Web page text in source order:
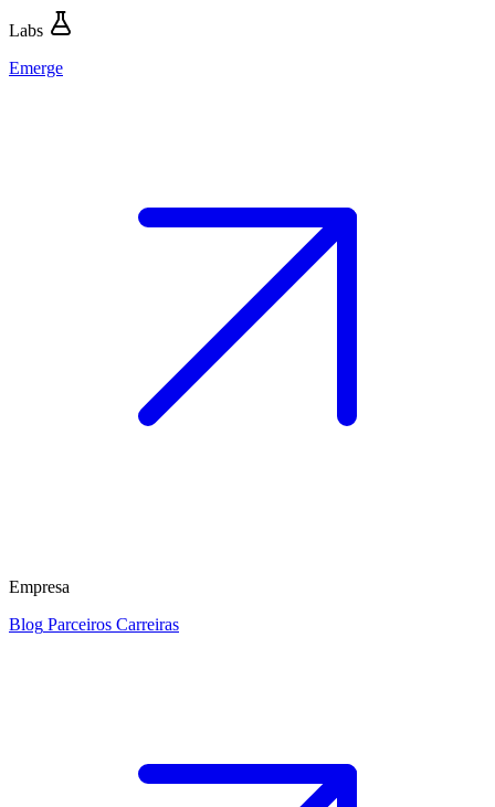
Labs
Emerge
Empresa
Blog Parceiros Carreiras